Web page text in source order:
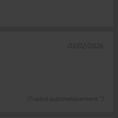
(Traduit automatiquement *)
03/02/2026